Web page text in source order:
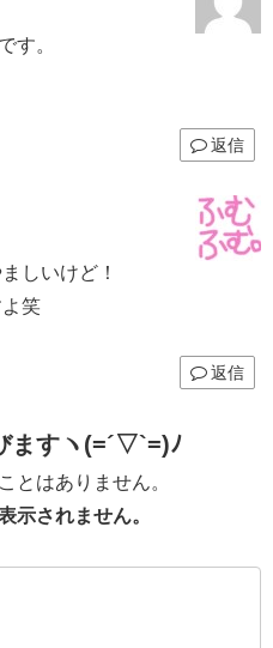
す。
返信
しいけど！
笑
返信
ますヽ(=´▽`=)ﾉ
とはありません。
示されません。